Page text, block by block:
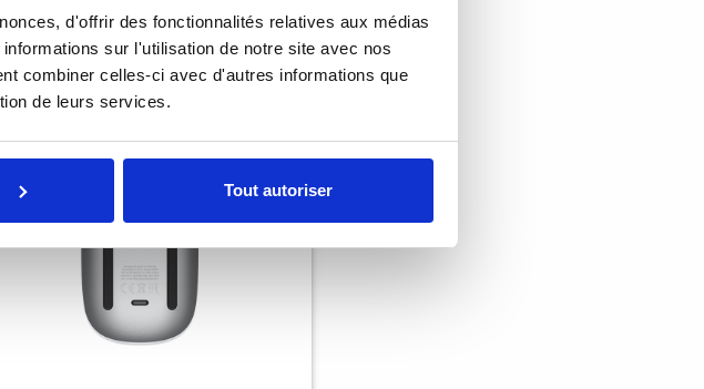
d'offrir des fonctionnalités relatives aux médias
sur l'utilisation de notre site avec nos
combiner celles-ci avec d'autres informations que
de leurs services.
Tout autoriser